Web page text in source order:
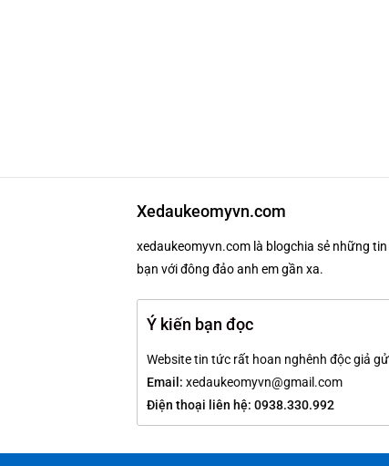
Xedaukeomyvn.com
xedaukeomyvn.com là blogchia sẻ những
bạn với đông đảo anh em gần xa.
Ý kiến bạn đọc
Website tin tức rất hoan nghênh độc giả
Email: xedaukeomyvn@gmail.com
Điện thoại liên hệ: 0938.330.992